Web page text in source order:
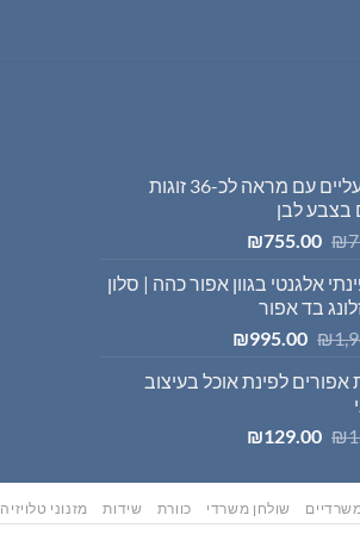
ארון נעליים עם מראה לכ-36 זוגות
בצבע לבן
₪ המחיר
היה:
₪799.00.
₪755.00
המחיר
הוא:
אלגנטי בגוון אפור כהה | סלון
בד אפור
₪ המחיר
היה:
₪995.00
המחיר
הוא:
אפורים לפינת אוכל בעיצוב
₪ המחיר
היה:
₪150.00.
₪129.00
המחיר
הוא:
₪129.00.
שולחן משרדי כוורת שידות מזנוני טלויזיה